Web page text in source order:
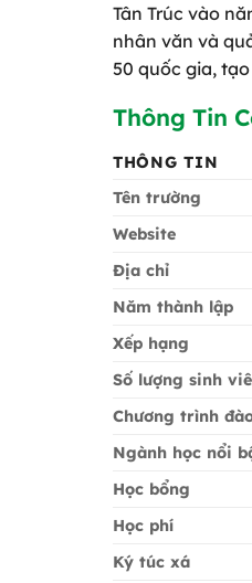
Tân Trúc vào
nhân văn và
50 quốc gia,
Thông Tin
THÔNG TIN
Tên trường
Website
Địa chỉ
Năm thành lập
Xếp hạng
Số lượng sinh
Chương trình
Ngành học nổi
Học bổng
Học phí
Ký túc xá